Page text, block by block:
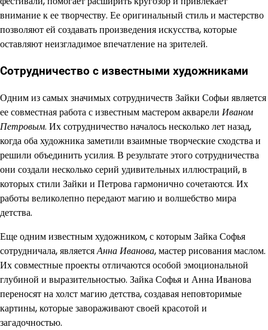
внимание к ее творчеству. Ее оригинальный стиль и мастерство
позволяют ей создавать произведения искусства, которые
оставляют неизгладимое впечатление на зрителей.
Сотрудничество с известными художниками
Одним из самых значимых сотрудничеств Зайки Софьи является
ее совместная работа с известным мастером акварели Иваном
Петровым. Их сотрудничество началось несколько лет назад,
когда оба художника заметили взаимные творческие сходства и
решили объединить усилия. В результате этого сотрудничества
они создали несколько серий удивительных иллюстраций, в
которых стили Зайки и Петрова гармонично сочетаются. Их
работы великолепно передают магию и волшебство мира
детства.
Еще одним известным художником, с которым Зайка Софья
сотрудничала, являетсяАнна Иванова, мастер рисования маслом.
Их совместные проекты отличаются особой эмоциональной
глубиной и выразительностью. Зайка Софья и Анна Иванова
переносят на холст магию детства, создавая неповторимые
картины, которые завораживают своей красотой и
загадочностью.